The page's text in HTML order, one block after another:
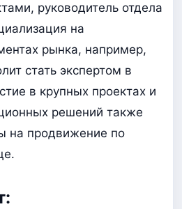
руководитель отдела
на
рынка, например,
стать экспертом в
в крупных проектах и
решений также
на продвижение по